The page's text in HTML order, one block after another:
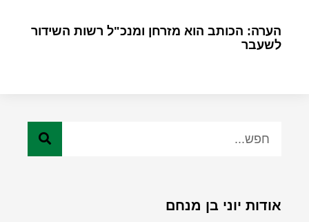
הערה: הכותב הוא מזרחן ומנכ"ל רשות השידור
לשעבר
אודות יוני בן מנחם